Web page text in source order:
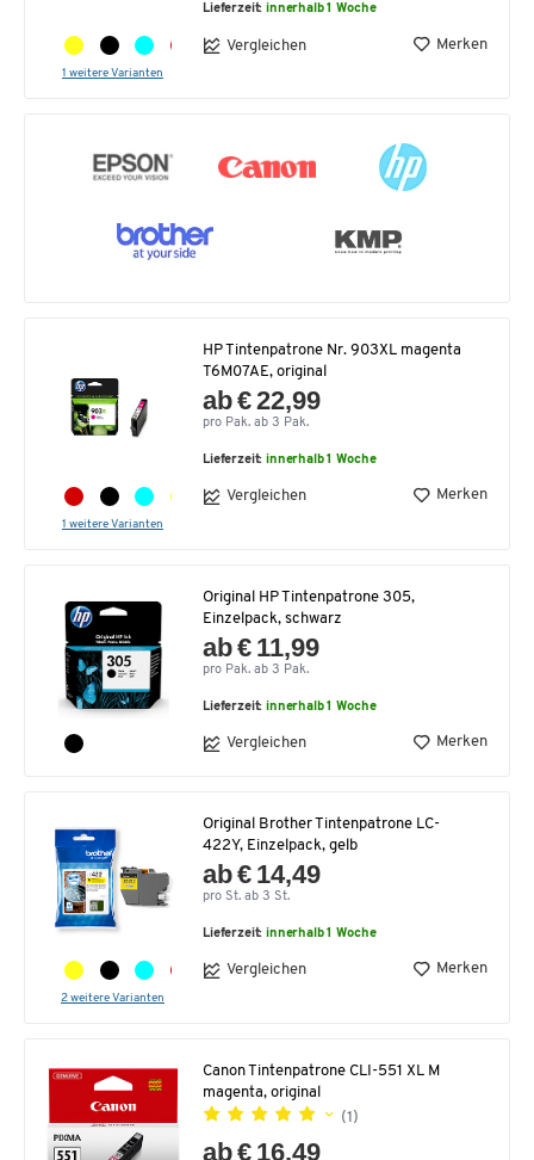
1 weitere Varianten
Lieferzeit:innerhalb 1 Woche
Vergleichen Merken
1 weitere Varianten
HP Tintenpatrone Nr. 903XL magenta
T6M07AE, original
ab € 22,99
pro Pak. ab 3 Pak.
Lieferzeit:innerhalb 1 Woche
Vergleichen Merken
Original HP Tintenpatrone 305,
Einzelpack, schwarz
ab € 11,99
pro Pak. ab 3 Pak.
Lieferzeit:innerhalb 1 Woche
Vergleichen Merken
2 weitere Varianten
Original Brother Tintenpatrone LC-
422Y, Einzelpack, gelb
ab € 14,49
pro St. ab 3 St.
Lieferzeit:innerhalb 1 Woche
Vergleichen Merken
Canon Tintenpatrone CLI-551 XL M
magenta, original
(1)
ab € 16,49